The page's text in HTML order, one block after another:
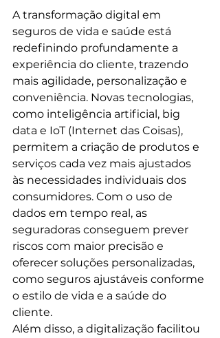
A transformação digital em
seguros de vida e saúde está
redefinindo profundamente a
experiência do cliente, trazendo
mais agilidade, personalização e
conveniência. Novas tecnologias,
como inteligência artificial, big
data e IoT (Internet das Coisas),
permitem a criação de produtos e
serviços cada vez mais ajustados
às necessidades individuais dos
consumidores. Com o uso de
dados em tempo real, as
seguradoras conseguem prever
riscos com maior precisão e
oferecer soluções personalizadas,
como seguros ajustáveis conforme
o estilo de vida e a saúde do
cliente.
Além disso, a digitalização facilitou